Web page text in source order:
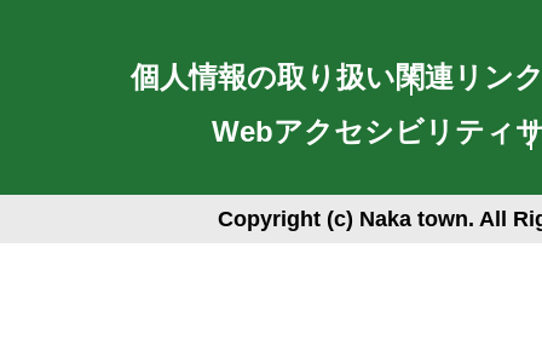
個人情報の取り扱い関連リン
Webアクセシビリティ
Copyright (c) Naka town. All